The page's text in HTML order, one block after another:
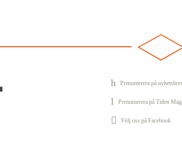
Prenumerera på
Prenumerera på Tiden
Följ oss på Facebook